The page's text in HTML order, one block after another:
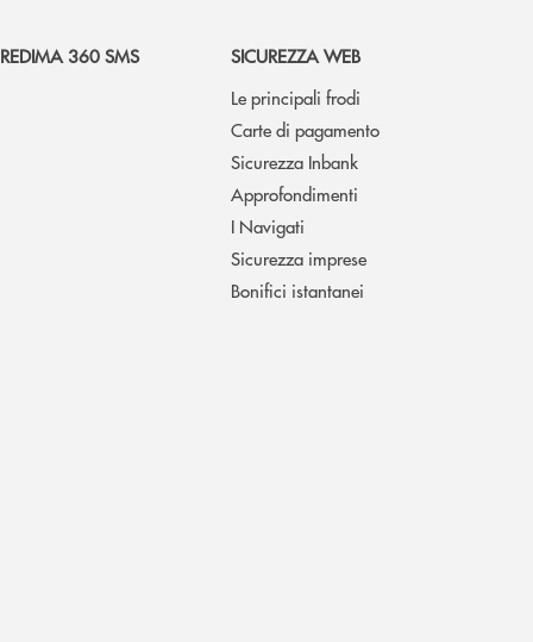
360 SMS
SICUREZZA WEB
Le principali frodi
Carte di pagamento
Sicurezza Inbank
Approfondimenti
I Navigati
Sicurezza imprese
Bonifici istantanei